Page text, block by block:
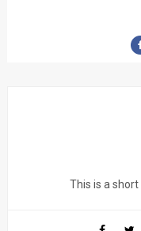
This is a